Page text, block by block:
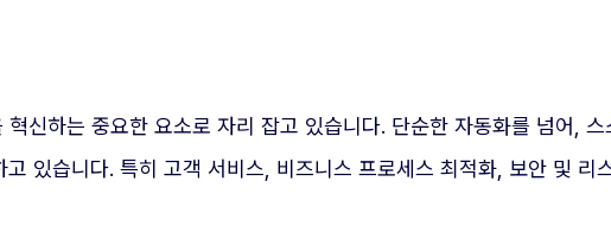
신하는 중요한 요소로 자리 잡고 있습니다. 단순한 자동화를 넘어,
있습니다. 특히 고객 서비스, 비즈니스 프로세스 최적화, 보안 및 리